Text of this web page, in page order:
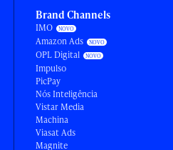
Brand Channels
IMO
Amazon Ads
OPL Digital
Impulso
PicPay
Nós Inteligência
Vistar Media
Machina
Viasat Ads
Magnite